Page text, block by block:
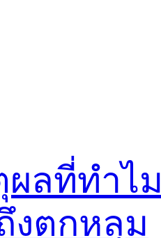
ผลที่ทำไม
งตกหลุม